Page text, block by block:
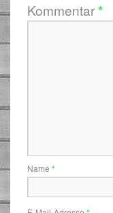
Kommentar*
Name *